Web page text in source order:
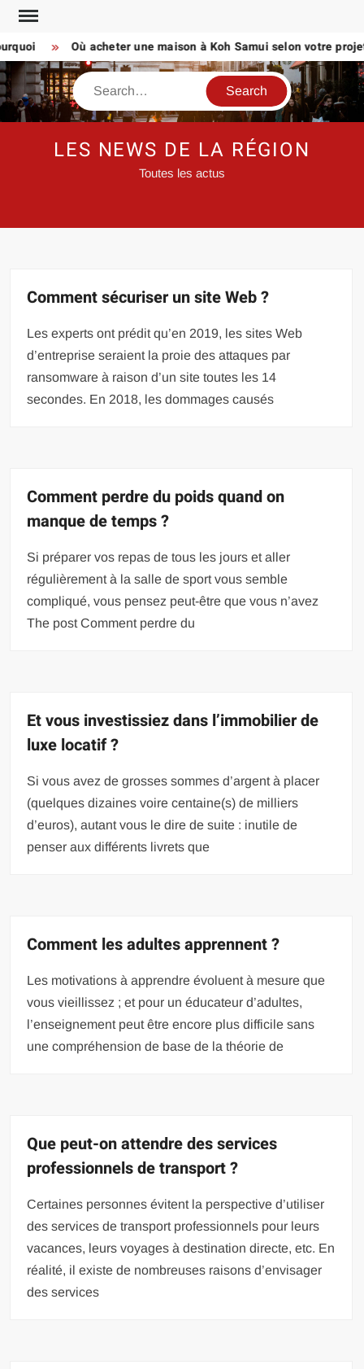
Skip
content
Où acheter une maison à Koh Samui selon votre projet
Search
LES NEWS DE LA RÉGION
Toutes les actus
Comment sécuriser un site Web ?
Les experts ont prédit qu’en 2019, les sites Web
d’entreprise seraient la proie des attaques par
ransomware à raison d’un site toutes les 14
secondes. En 2018, les dommages causés
Comment perdre du poids quand on
manque de temps ?
Si préparer vos repas de tous les jours et aller
régulièrement à la salle de sport vous semble
compliqué, vous pensez peut-être que vous n’avez
The post Comment perdre du
Et vous investissiez dans l’immobilier de
luxe locatif ?
Si vous avez de grosses sommes d’argent à placer
(quelques dizaines voire centaine(s) de milliers
d’euros), autant vous le dire de suite : inutile de
penser aux différents livrets que
Comment les adultes apprennent ?
Les motivations à apprendre évoluent à mesure que
vous vieillissez ; et pour un éducateur d’adultes,
l’enseignement peut être encore plus difficile sans
une compréhension de base de la théorie de
Que peut-on attendre des services
professionnels de transport ?
Certaines personnes évitent la perspective d’utiliser
des services de transport professionnels pour leurs
vacances, leurs voyages à destination directe, etc. En
réalité, il existe de nombreuses raisons d’envisager
des services